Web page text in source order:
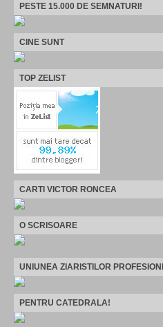
PESTE 15.000 DE SEMNATURI!
CINE SUNT
TOP ZELIST
CARTI VICTOR RONCEA
O SCRISOARE
UNIUNEA ZIARISTILOR
PENTRU CATEDRALA!